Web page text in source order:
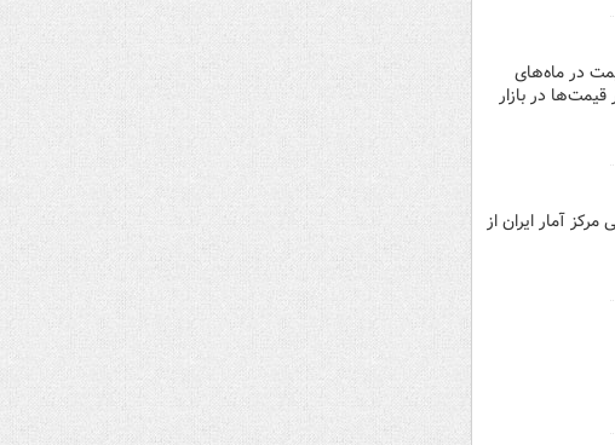
در ماه‌های
در بازار
آمار ایران از